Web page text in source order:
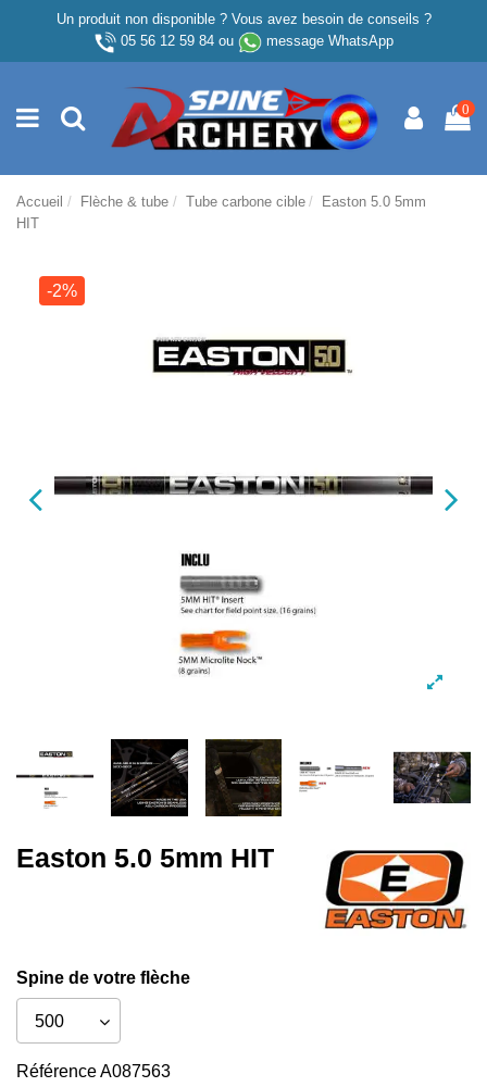
Un produit non disponible ? Vous avez besoin de conseils ?
05 56 12 59 84ou message WhatsApp
0
Accueil Flèche & tube Tube carbone cible
Easton 5.0 5mm
HIT
-2%
Easton 5.0 5mm HIT
Spine de votre flèche
RéférenceA087563